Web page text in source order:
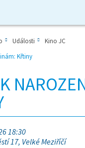
Události
Kino JC
Křtiny
18:30
17, Velké Meziříčí